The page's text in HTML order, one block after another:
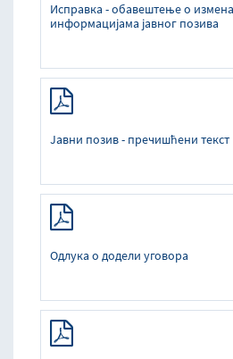
Исправка - обавештење о
информацијама јавног позива
Јавни позив - пречишћени текст
Одлука о додели уговора